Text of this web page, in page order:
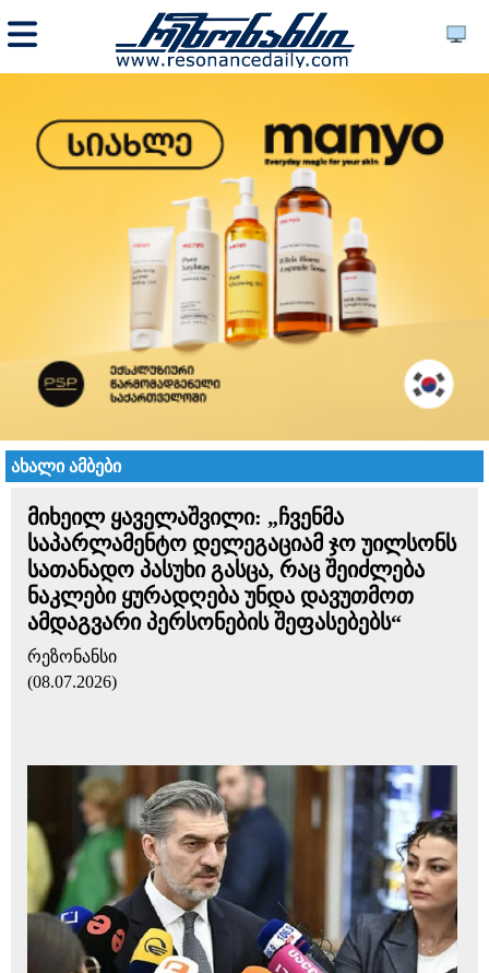
ახალი ამბები
მიხეილ ყაველაშვილი: „ჩვენმა
საპარლამენტო დელეგაციამ ჯო უილსონს
სათანადო პასუხი გასცა, რაც შეიძლება
ნაკლები ყურადღება უნდა დავუთმოთ
ამდაგვარი პერსონების შეფასებებს“
რეზონანსი
(08.07.2026)